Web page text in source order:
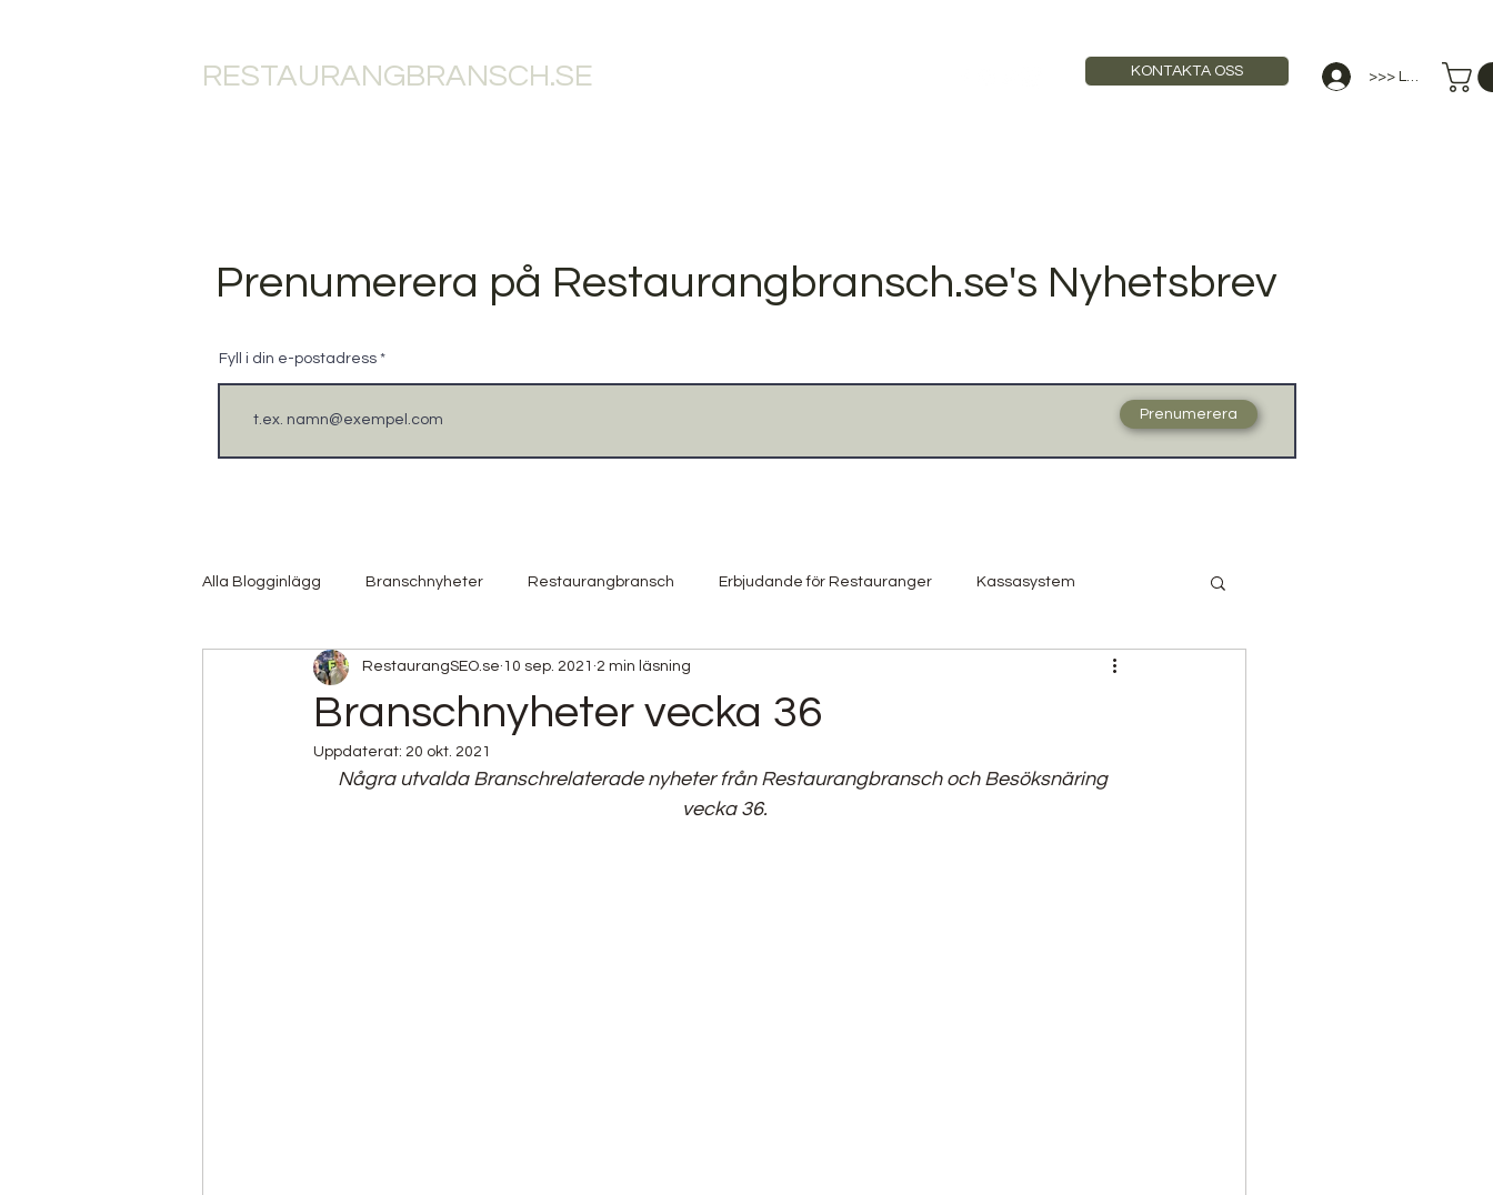
RESTAURANGBRANSCH.SE KONTAKTA OSS >>> Logga in
Prenumerera på Restaurangbransch.se's Nyhetsbrev
Fyll i din e-postadress
Prenumerera
Alla Blogginlägg Branschnyheter Restaurangbransch Erbjudande för Restauranger Kassasystem
Hitta Jobb Hitta Personal Besöksnäring Jobbannons Restaurangbranschen och Corona
Restaurangbransch och Covid-19
Branschnyheter vecka 36
RestaurangSEO.se 10 sep. 2021 2 min läsning
Uppdaterat: 20 okt. 2021
Några utvalda Branschrelaterade nyheter från Restaurangbransch och Besöksnäring
vecka 36.